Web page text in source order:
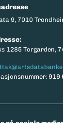
9, 7010
1285 Torgarden,
919